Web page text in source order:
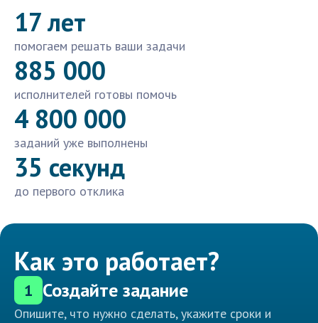
17 лет
помогаем решать ваши задачи
885 000
исполнителей готовы помочь
4 800 000
заданий уже выполнены
35 секунд
до первого отклика
Как это работает?
1 Создайте задание
Опишите, что нужно сделать, укажите сроки и